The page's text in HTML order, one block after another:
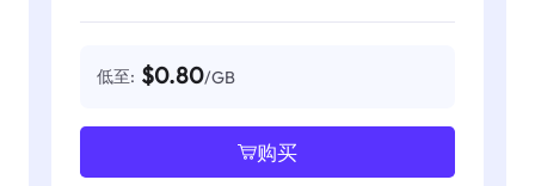
低至: $0.80/GB
购买